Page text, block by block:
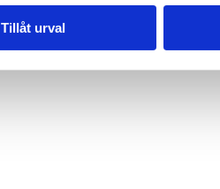
Tillåt urval